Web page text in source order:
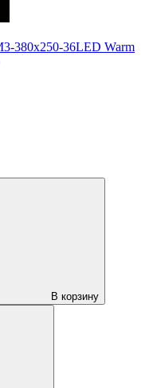
380x250-36LED Warm
В корзину